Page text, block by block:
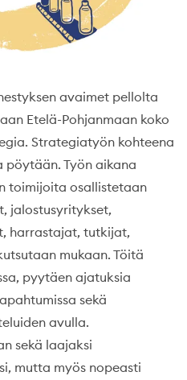
avaimet pellolta
Etelä-Pohjanmaan koko
Strategiatyön kohteena
Työn aikana
toimijoita osallistetaan
jalostusyritykset,
harrastajat, tutkijat,
mukaan. Töitä
pyytäen ajatuksia
sekä
avulla.
sekä laajaksi
mutta myös nopeasti